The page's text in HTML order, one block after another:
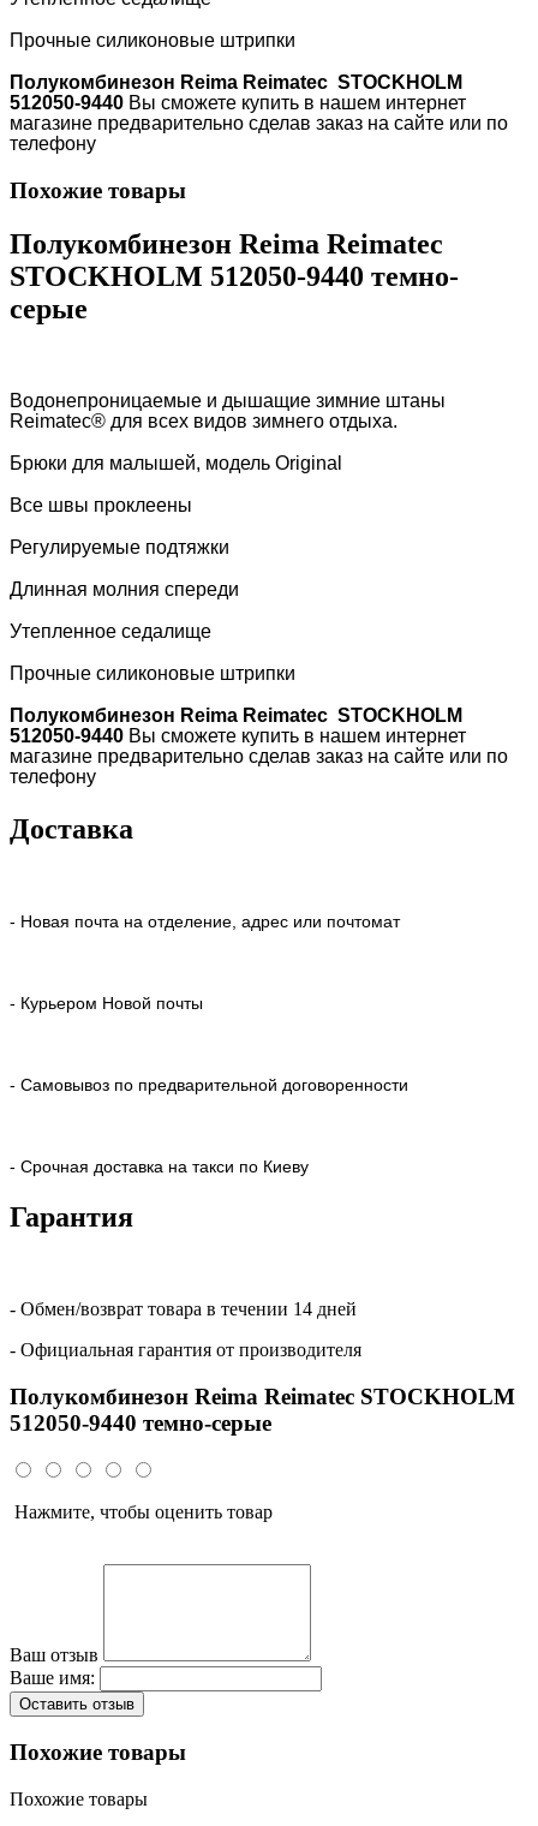
Прочные силиконовые штрипки
Полукомбинезон Reima Reimatec STOCKHOLM
512050-9440 Вы сможете купить в нашем интернет
магазине предварительно сделав заказ на сайте или по
телефону
Похожие товары
Полукомбинезон Reima Reimatec
STOCKHOLM 512050-9440 темно-
серые
Водонепроницаемые и дышащие зимние штаны
Reimatec® для всех видов зимнего отдыха.
Брюки для малышей, модель Original
Все швы проклеены
Регулируемые подтяжки
Длинная молния спереди
Утепленное седалище
Прочные силиконовые штрипки
Полукомбинезон Reima Reimatec STOCKHOLM
512050-9440 Вы сможете купить в нашем интернет
магазине предварительно сделав заказ на сайте или по
телефону
Доставка
- Новая почта на отделение, адрес или почтомат
- Курьером Новой почты
- Самовывоз по предварительной договоренности
- Срочная доставка на такси по Киеву
Гарантия
- Обмен/возврат товара в течении 14 дней
- Официальная гарантия от производителя
Полукомбинезон Reima Reimatec STOCKHOLM
512050-9440 темно-серые
Нажмите, чтобы оценить товар
Ваш отзыв
Ваше имя:
Оставить отзыв
Похожие товары
Похожие товары